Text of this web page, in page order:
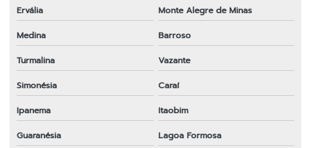
Ervália
Monte Alegre de Minas
Medina
Barroso
Turmalina
Vazante
Simonésia
Caraí
Ipanema
Itaobim
Guaranésia
Lagoa Formosa